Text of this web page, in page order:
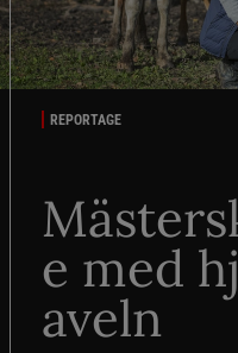
REPORTAGE
e med
aveln